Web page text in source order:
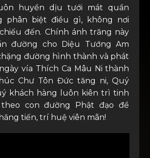
huyền dịu tưới mát quần
phân biệt điều gì, không nơi
đến. Chính ánh trăng này
đường cho Diệu Tướng Am
đường hình thành và phát
vía Thích Ca Mâu Ni thành
Chư Tôn Đức tăng ni, Quý
khách hàng luôn kiên trì tinh
con đường Phật đạo để
tiến, trí huệ viên mãn!